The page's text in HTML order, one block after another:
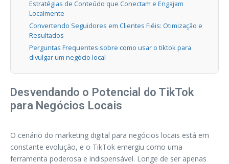
Estratégias de Conteúdo que Conectam e Engajam
Localmente
Convertendo Seguidores em Clientes Fiéis: Otimização e
Resultados
Perguntas Frequentes sobre como usar o tiktok para
divulgar um negócio local
Desvendando o Potencial do TikTok
para Negócios Locais
O cenário do marketing digital para negócios locais está em
constante evolução, e o TikTok emergiu como uma
ferramenta poderosa e indispensável. Longe de ser apenas